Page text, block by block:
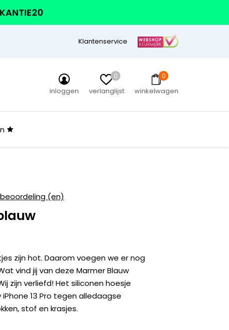
Klantenservice
inloggen
0
verlanglijst
0
winkelwagen
(en)
zijn hot. Daarom voegen we er nog
vind jij van deze Marmer Blauw
zijn verliefd! Het siliconen hoesje
13 Pro tegen alledaagse
stof en krasjes.